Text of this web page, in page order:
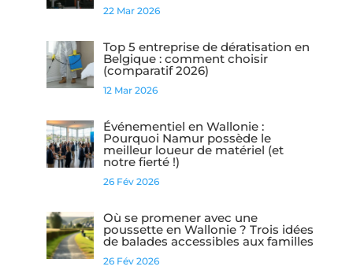
22 Mar 2026
Top 5 entreprise de dératisation en
Belgique : comment choisir
(comparatif 2026)
12 Mar 2026
Événementiel en Wallonie :
Pourquoi Namur possède le
meilleur loueur de matériel (et
notre fierté !)
26 Fév 2026
Où se promener avec une
poussette en Wallonie ? Trois idées
de balades accessibles aux familles
26 Fév 2026